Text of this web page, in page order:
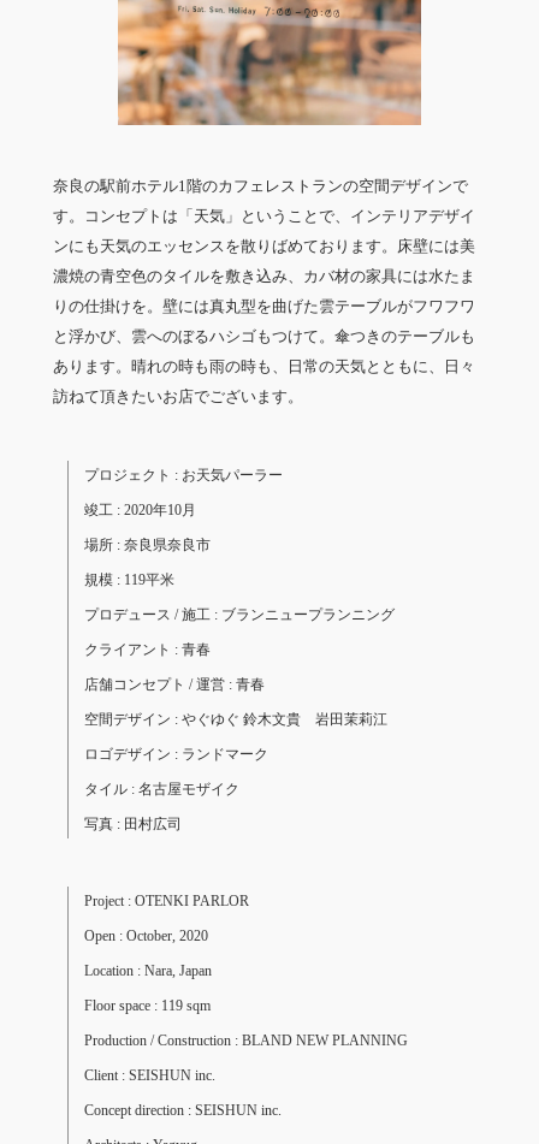
奈良の駅前ホテル1階のカフェレストランの空間デザインで
す。コンセプトは「天気」ということで、インテリアデザイ
ンにも天気のエッセンスを散りばめております。床壁には美
濃焼の青空色のタイルを敷き込み、カバ材の家具には水たま
りの仕掛けを。壁には真丸型を曲げた雲テーブルがフワフワ
と浮かび、雲へのぼるハシゴもつけて。傘つきのテーブルも
あります。晴れの時も雨の時も、日常の天気とともに、日々
訪ねて頂きたいお店でございます。
プロジェクト : お天気パーラー
竣工 : 2020年10月
場所 : 奈良県奈良市
規模 : 119平米
プロデュース / 施工 : ブランニュープランニング
クライアント : 青春
店舗コンセプト / 運営 : 青春
空間デザイン : やぐゆぐ 鈴木文貴 岩田茉莉江
ロゴデザイン : ランドマーク
タイル : 名古屋モザイク
写真 : 田村広司
Project :OTENKI PARLOR
Open : October, 2020
Location : Nara, Japan
Floor space : 119 sqm
Production / Construction : BLAND NEW PLANNING
Client : SEISHUN inc.
Concept direction : SEISHUN inc.